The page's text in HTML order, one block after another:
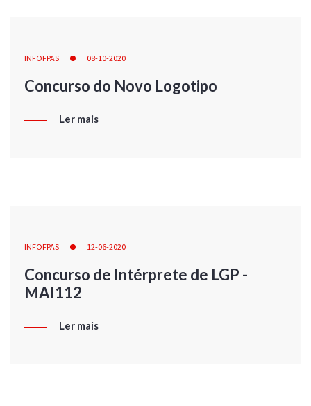
INFOFPAS 08-10-2020
Concurso do Novo Logotipo
Ler mais
INFOFPAS 12-06-2020
Concurso de Intérprete de LGP -
MAI112
Ler mais